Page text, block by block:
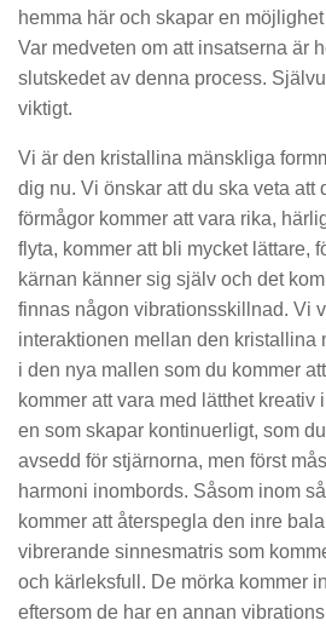
hemma här och skapar en
Var medveten om att insatserna är
slutskedet av denna process.
viktigt.
Vi är den kristallina mänskliga
dig nu. Vi önskar att du ska veta att
förmågor kommer att vara rika,
flyta, kommer att bli mycket lättare,
kärnan känner sig själv och det
finnas någon vibrationsskillnad. Vi
interaktionen mellan den kristallina
i den nya mallen som du kommer
kommer att vara med lätthet kreativ
en som skapar kontinuerligt, som
avsedd för stjärnorna, men först
harmoni inombords. Såsom inom
kommer att återspegla den inre
vibrerande sinnesmatris som
och kärleksfull. De mörka kommer
eftersom de har en annan